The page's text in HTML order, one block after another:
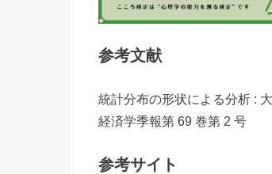
参考文献
統計分布の形状による分析 :
経済学季報第 69 巻第 2 号
参考サイト